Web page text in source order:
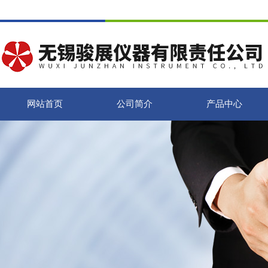
网站首页 公司简介 产品中心